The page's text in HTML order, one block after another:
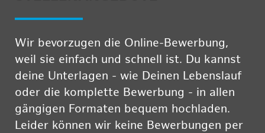
Wir bevorzugen die Online-Bewerbung,
weil sie einfach und schnell ist. Du kannst
deine Unterlagen - wie Deinen Lebenslauf
oder die komplette Bewerbung - in allen
gängigen Formaten bequem hochladen.
Leider können wir keine Bewerbungen per